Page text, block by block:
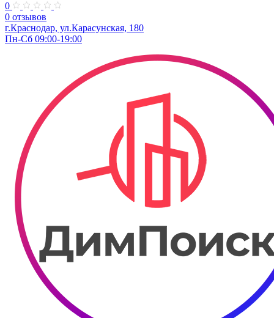
0
0 отзывов
​г.Краснодар, ул.Карасунская, 180
Пн-Сб 09:00-19:00